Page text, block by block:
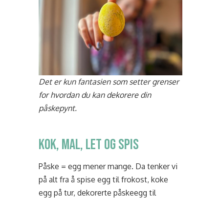
Det er kun fantasien som setter grenser
for hvordan du kan dekorere din
påskepynt.
Kok, mal, let og spis
Påske = egg mener mange. Da tenker vi
på alt fra å spise egg til frokost, koke
egg på tur, dekorerte påskeegg til